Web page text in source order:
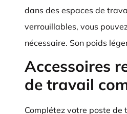
dans des espaces de
verrouillables, vous
nécessaire. Son poids
Accessoires
de travail
Complétez votre poste de